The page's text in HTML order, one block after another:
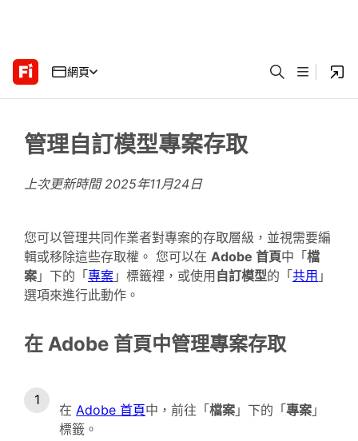
網頁
管理自訂模型專案存取
上次更新時間2025年11月24日
您可以管理共同作業者對專案的存取層級，並視需要編
輯或移除這些存取權。 您可以在 Adobe 首頁中「 檔
案 」下的「 專案 」標籤裡，或使用 自訂模型的「 共用 」
選項來進行此動作。
在 Adobe 首頁中管理專案存取
在 Adobe 首頁中，前往「檔案 」下的「專案 」
標籤。